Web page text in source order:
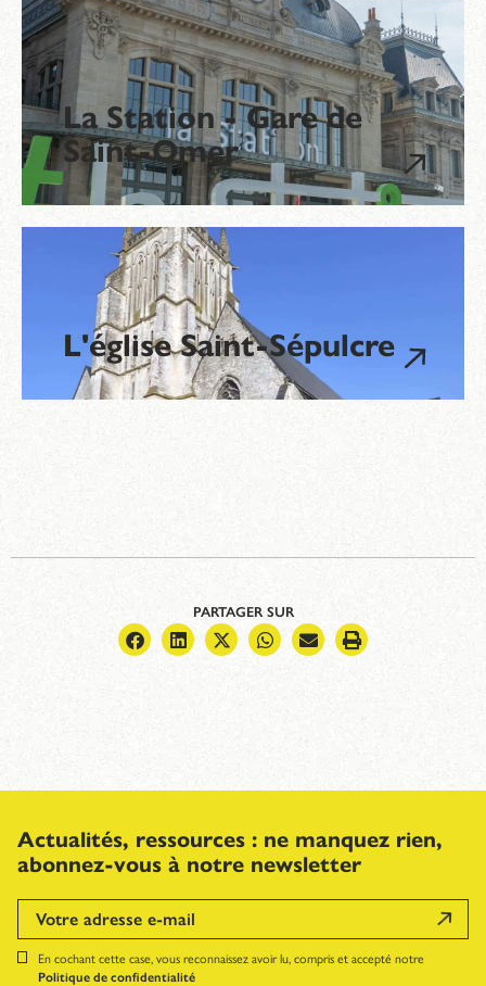
La Station - Gare de
Saint-Omer
L'église Saint-Sépulcre
PARTAGER SUR
Actualités, ressources : ne manquez rien,
abonnez-vous à notre newsletter
En cochant cette case, vous reconnaissez avoir lu, compris et accepté notre
Politique de confidentialité